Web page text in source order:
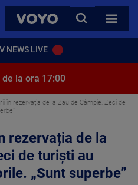
VOYO
CAUTA
TOATE
NEWS LIVE
de la ora 17:00
în rezervația de la Zau de Câmpie. Zeci de
rezervația de la
de turiști au
„Sunt superbe”